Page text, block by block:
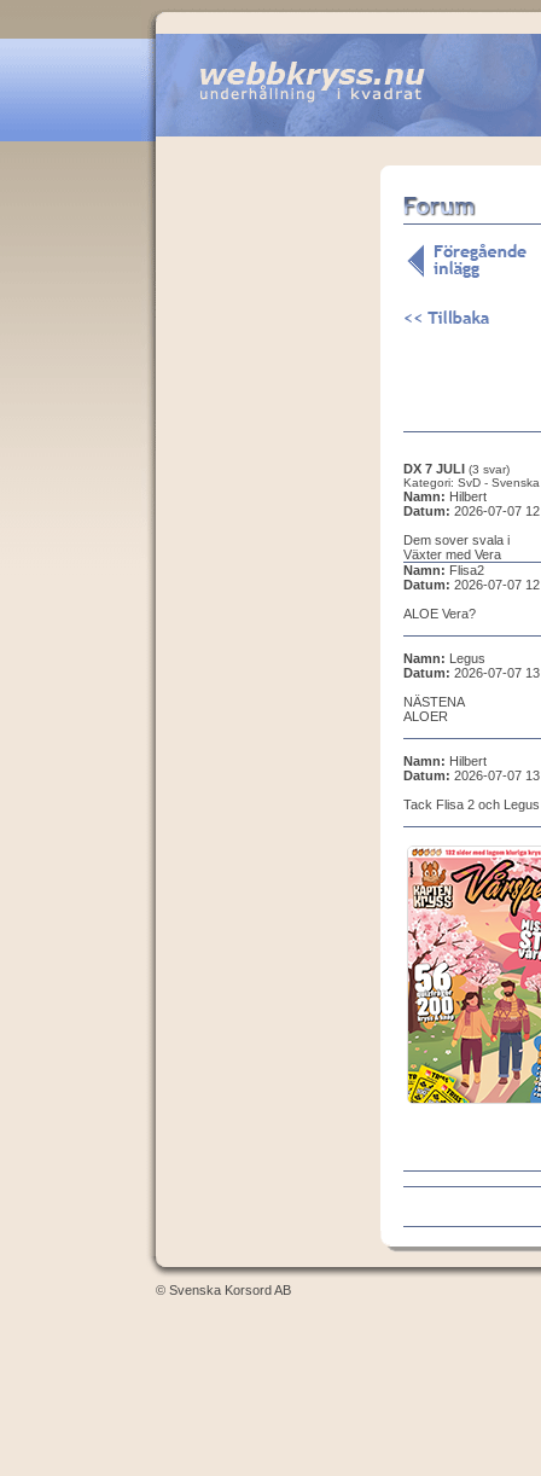
DX 7 JULI (3 svar)
Kategori: SvD -
Namn: Hilbert
Datum: 2026-07-07
Dem sover svala i
Växter med Vera
Namn: Flisa2
Datum: 2026-07-07
ALOE Vera?
Namn: Legus
Datum: 2026-07-07
NÄSTENA
ALOER
Namn: Hilbert
Datum: 2026-07-07
Tack Flisa 2 och Legus
© Svenska Korsord AB